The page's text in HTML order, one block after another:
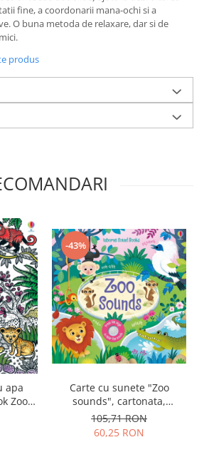
fine, a coordonarii mana-ochi si a
O buna metoda de relaxare, dar si de
produs
apa
Zoo",
-43%
Carte cu sunete "Zoo
sounds", cartonata,
Usborne
105,71 RON
60,25 RON